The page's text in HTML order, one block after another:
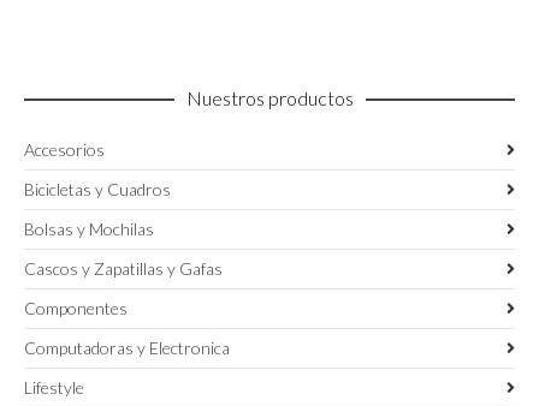
Nuestros productos
Accesorios
Bicicletas y Cuadros
Bolsas y Mochilas
Cascos y Zapatillas y Gafas
Componentes
Computadoras y Electronica
Lifestyle